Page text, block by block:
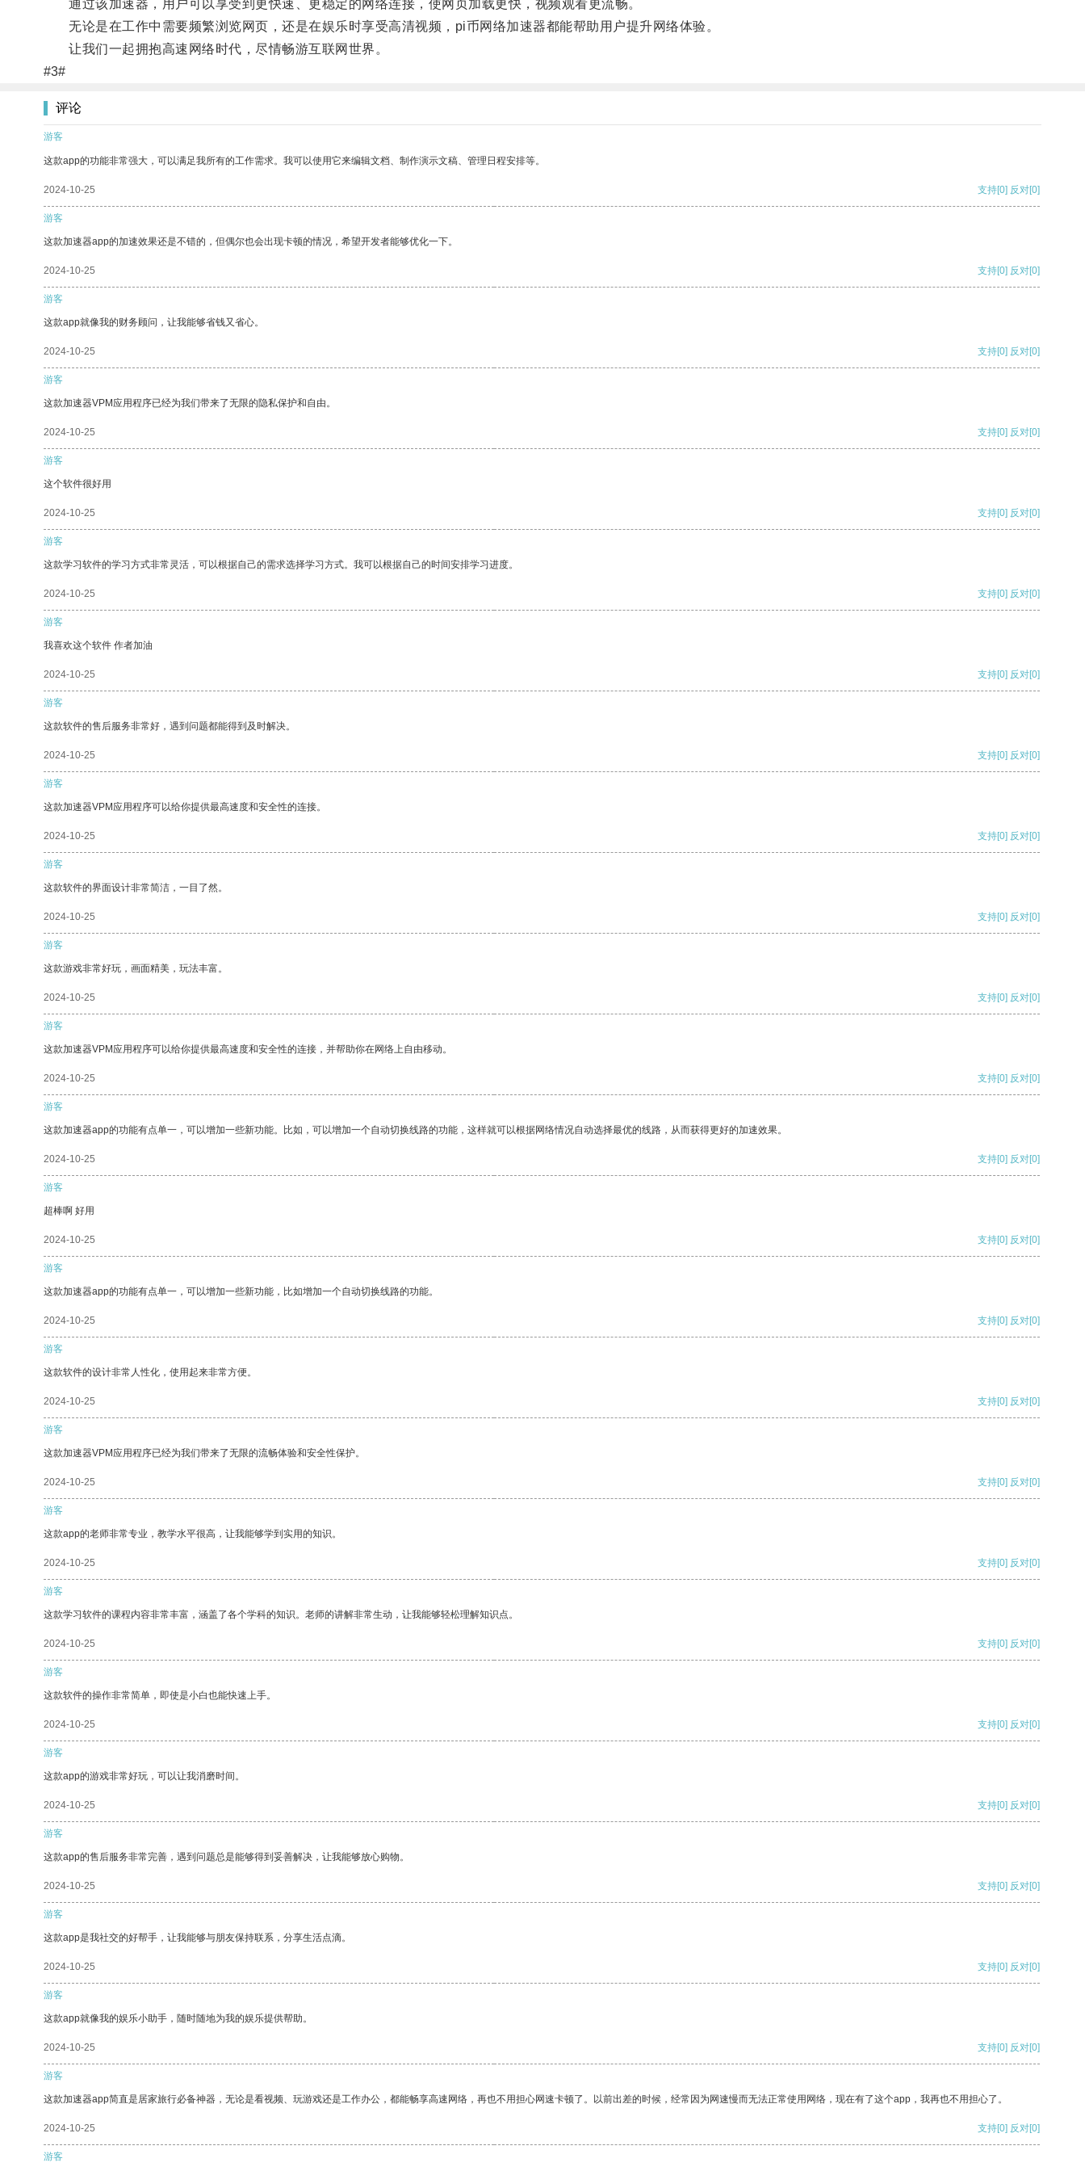
通过该加速器，用户可以享受到更快速、更稳定的网络连接，使网页加载更快，视频观看更流畅。
无论是在工作中需要频繁浏览网页，还是在娱乐时享受高清视频，pi币网络加速器都能帮助用户提升网络体验。
让我们一起拥抱高速网络时代，尽情畅游互联网世界。
#3#
评论
游客
这款app的功能非常强大，可以满足我所有的工作需求。我可以使用它来编辑文档、制作演示文稿、管理日程安排等。
2024-10-25 支持[0] 反对[0]
游客
这款加速器app的加速效果还是不错的，但偶尔也会出现卡顿的情况，希望开发者能够优化一下。
2024-10-25 支持[0] 反对[0]
游客
这款app就像我的财务顾问，让我能够省钱又省心。
2024-10-25 支持[0] 反对[0]
游客
这款加速器VPM应用程序已经为我们带来了无限的隐私保护和自由。
2024-10-25 支持[0] 反对[0]
游客
这个软件很好用
2024-10-25 支持[0] 反对[0]
游客
这款学习软件的学习方式非常灵活，可以根据自己的需求选择学习方式。我可以根据自己的时间安排学习进度。
2024-10-25 支持[0] 反对[0]
游客
我喜欢这个软件 作者加油
2024-10-25 支持[0] 反对[0]
游客
这款软件的售后服务非常好，遇到问题都能得到及时解决。
2024-10-25 支持[0] 反对[0]
游客
这款加速器VPM应用程序可以给你提供最高速度和安全性的连接。
2024-10-25 支持[0] 反对[0]
游客
这款软件的界面设计非常简洁，一目了然。
2024-10-25 支持[0] 反对[0]
游客
这款游戏非常好玩，画面精美，玩法丰富。
2024-10-25 支持[0] 反对[0]
游客
这款加速器VPM应用程序可以给你提供最高速度和安全性的连接，并帮助你在网络上自由移动。
2024-10-25 支持[0] 反对[0]
游客
这款加速器app的功能有点单一，可以增加一些新功能。比如，可以增加一个自动切换线路的功能，这样就可以根据网络情况自动选择最优的线路，从而获得更好的加速效果。
2024-10-25 支持[0] 反对[0]
游客
超棒啊 好用
2024-10-25 支持[0] 反对[0]
游客
这款加速器app的功能有点单一，可以增加一些新功能，比如增加一个自动切换线路的功能。
2024-10-25 支持[0] 反对[0]
游客
这款软件的设计非常人性化，使用起来非常方便。
2024-10-25 支持[0] 反对[0]
游客
这款加速器VPM应用程序已经为我们带来了无限的流畅体验和安全性保护。
2024-10-25 支持[0] 反对[0]
游客
这款app的老师非常专业，教学水平很高，让我能够学到实用的知识。
2024-10-25 支持[0] 反对[0]
游客
这款学习软件的课程内容非常丰富，涵盖了各个学科的知识。老师的讲解非常生动，让我能够轻松理解知识点。
2024-10-25 支持[0] 反对[0]
游客
这款软件的操作非常简单，即使是小白也能快速上手。
2024-10-25 支持[0] 反对[0]
游客
这款app的游戏非常好玩，可以让我消磨时间。
2024-10-25 支持[0] 反对[0]
游客
这款app的售后服务非常完善，遇到问题总是能够得到妥善解决，让我能够放心购物。
2024-10-25 支持[0] 反对[0]
游客
这款app是我社交的好帮手，让我能够与朋友保持联系，分享生活点滴。
2024-10-25 支持[0] 反对[0]
游客
这款app就像我的娱乐小助手，随时随地为我的娱乐提供帮助。
2024-10-25 支持[0] 反对[0]
游客
这款加速器app简直是居家旅行必备神器，无论是看视频、玩游戏还是工作办公，都能畅享高速网络，再也不用担心网速卡顿了。以前出差的时候，经常因为网速慢而无法正常使用网络，现在有了这个app，我再也不用担心了。
2024-10-25 支持[0] 反对[0]
游客